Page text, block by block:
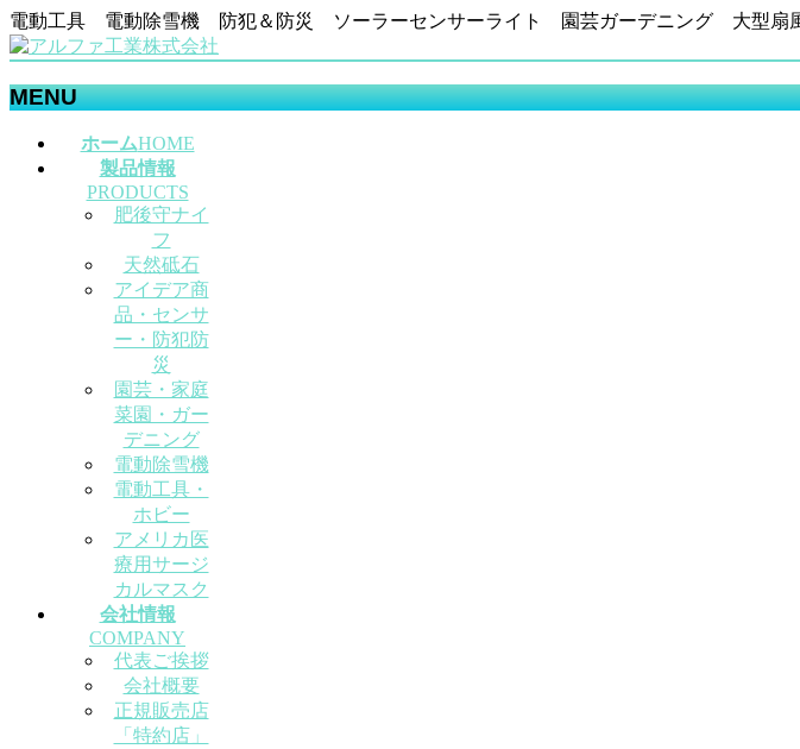
電動工具 電動除雪機 防犯＆防災 ソーラーセンサーライト 園芸ガーデニング 大型扇
MENU
ホームHOME
製品情報
PRODUCTS
肥後守ナイ
フ
天然砥石
アイデア商
品・センサ
ー・防犯防
災
園芸・家庭
菜園・ガー
デニング
電動除雪機
電動工具・
ホビー
アメリカ医
療用サージ
カルマスク
会社情報
COMPANY
代表ご挨拶
会社概要
正規販売店
「特約店」